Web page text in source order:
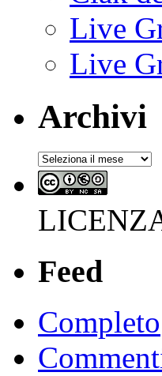
Live
Live
Archivi
Archivi
Feed
Completo